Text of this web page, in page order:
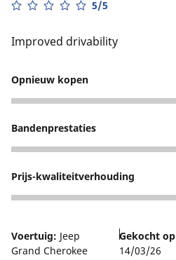
5/5
Improved drivability
Opnieuw kopen
5
Bandenprestaties
4
Prijs-kwaliteitverhouding
4
Voertuig: Jeep
Grand Cherokee
Gekocht op
14/03/26